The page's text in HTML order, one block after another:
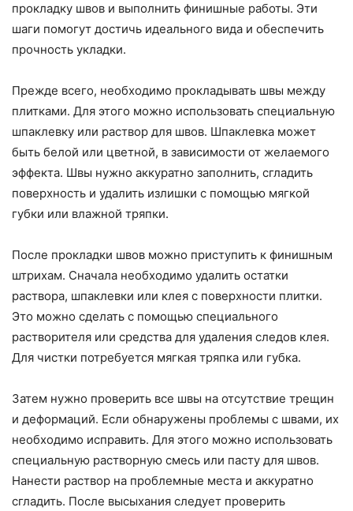
прокладку швов и выполнить финишные работы. Эти
шаги помогут достичь идеального вида и обеспечить
прочность укладки.
Прежде всего, необходимо прокладывать швы между
плитками. Для этого можно использовать специальную
шпаклевку или раствор для швов. Шпаклевка может
быть белой или цветной, в зависимости от желаемого
эффекта. Швы нужно аккуратно заполнить, сгладить
поверхность и удалить излишки с помощью мягкой
губки или влажной тряпки.
После прокладки швов можно приступить к финишным
штрихам. Сначала необходимо удалить остатки
раствора, шпаклевки или клея с поверхности плитки.
Это можно сделать с помощью специального
растворителя или средства для удаления следов клея.
Для чистки потребуется мягкая тряпка или губка.
Затем нужно проверить все швы на отсутствие трещин
и деформаций. Если обнаружены проблемы с швами, их
необходимо исправить. Для этого можно использовать
специальную растворную смесь или пасту для швов.
Нанести раствор на проблемные места и аккуратно
сгладить. После высыхания следует проверить